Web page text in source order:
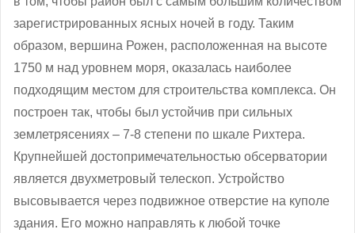
зарегистрированных ясных ночей в году. Таким
образом, вершина Рожен, расположенная на высоте
1750 м над уровнем моря, оказалась наиболее
подходящим местом для строительства комплекса. Он
построен так, чтобы был устойчив при сильных
землетрясениях – 7-8 степени по шкале Рихтера.
Крупнейшей достопримечательностью обсерватории
является двухметровый телескоп. Устройство
высовывается через подвижное отверстие на куполе
здания. Его можно направлять к любой точке